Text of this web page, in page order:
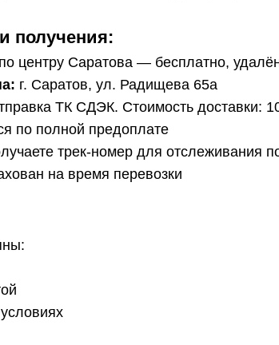
получения:
по центру Саратова — бесплатно,
г. Саратов, ул. Радищева 65а
ТК СДЭК. Стоимость доставки:
по полной предоплате
трек-номер для отслеживания
на время перевозки